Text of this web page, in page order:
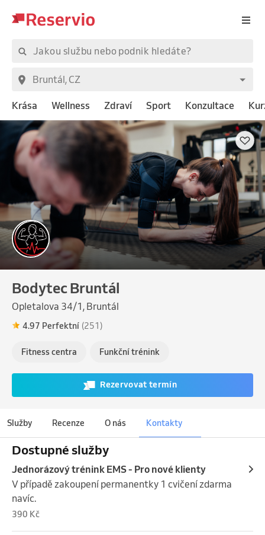
Krása Wellness Zdraví Sport Konzultace
Bodytec Bruntál
Opletalova 34/1, Bruntál
4.97 Perfektní (251)
Fitness centra Funkční trénink
Rezervovat termín
Služby Recenze O nás Kontakty
Dostupné služby
Jednorázový trénink EMS - Pro nové klienty
V případě zakoupení permanentky 1 cvičení zdarma
navíc.
390 Kč